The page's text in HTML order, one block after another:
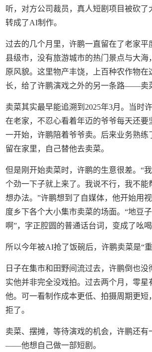
听，对方公司裁员，真人短剧项目被砍了
转成了AI制作。
过去的几个月里，许鹏一直留在了老家平
县级市，没有旅游城市的热门景点与大海
原风貌。这里物产丰饶，上百种农作物在
长，给了许鹏演戏之外的另一条路——卖
卖菜其实最早能追溯到2025年3月。当时
在老家，不忍心看着年迈的爷爷每天还要
一开始，许鹏陪着爷爷卖。后来业务熟练
留在家里，自己替他去卖菜。
但是刚开始卖菜时，许鹏的生意很差。“
个劲一下子就上来了。我说不行，我不能
想办法。”许鹏想到了自媒体，他开始用
度乡下各个大小集市卖菜的场面。“地豆
啊”，字正腔圆的普通话台词，变成了吆喝
所以今年被AI抢了饭碗后，许鹏卖菜是“重
日子在集市和田野间流过去，许鹏倒也没
实他并非完全没戏拍。过去两个月，零星
他。可一看制作成本更低、拍摄周期更短
拒了。
卖菜、摆摊，等待演戏的机会，许鹏还有
——他想自己做一部短剧。